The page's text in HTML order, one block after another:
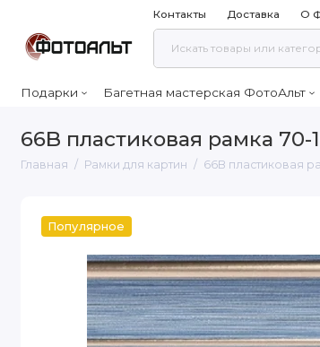
Контакты Доставка О
Подарки Багетная мастерская ФотоАльт
66B пластиковая рамка 70-
Главная Рамки для картин 66B пластиковая
Популярное